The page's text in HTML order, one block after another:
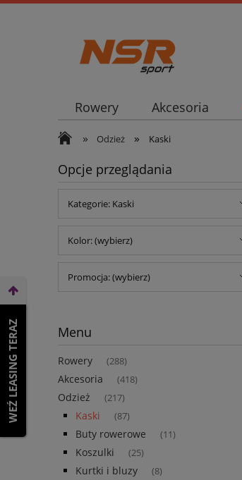
Rowery Akcesoria
» Odzież » Kaski
Opcje przeglądania
Kategorie: Kaski
Kolor: (wybierz)
Promocja: (wybierz)
Menu
Rowery (288)
Akcesoria (418)
Odzież (217)
Kaski (87)
Buty rowerowe (11)
Koszulki (25)
Kurtki i bluzy (8)
WEŹ LEASING TERAZ